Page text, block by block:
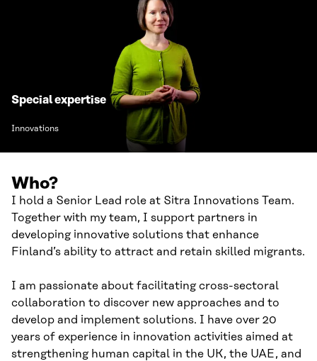
Special expertise
Innovations
Who?
I hold a Senior Lead role at Sitra Innovations Team.
Together with my team, I support partners in
developing innovative solutions that enhance
Finland’s ability to attract and retain skilled migrants.
I am passionate about facilitating cross-sectoral
collaboration to discover new approaches and to
develop and implement solutions. I have over 20
years of experience in innovation activities aimed at
strengthening human capital in the UK, the UAE, and